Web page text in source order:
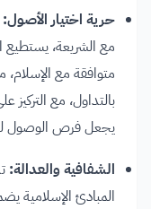
حرية اختيار الأصول:
مع الشريعة، يستطيع
متوافقة مع
بالتداول، مع التركيز
يجعل فرص الوصول
الشفافية والعدالة:
المبادئ الإسلامية